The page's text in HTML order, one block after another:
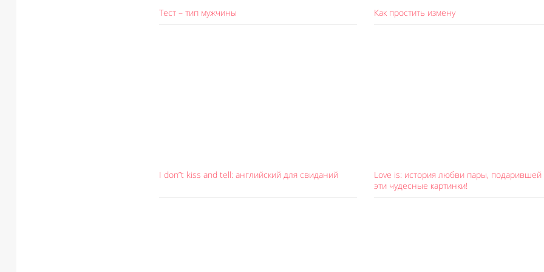
Тест – тип мужчины Как простить измену
I don”t kiss and tell: английский для свиданий
Love is: история любви пары, подарившей
эти чудесные картинки!